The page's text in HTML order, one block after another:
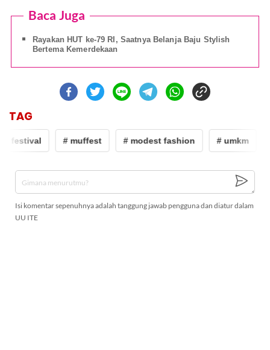
Baca Juga
Rayakan HUT ke-79 RI, Saatnya Belanja Baju Stylish
Bertema Kemerdekaan
TAG
festival # muffest # modest fashion # umkm
Isi komentar sepenuhnya adalah tanggung jawab pengguna dan diatur dalam
UU ITE